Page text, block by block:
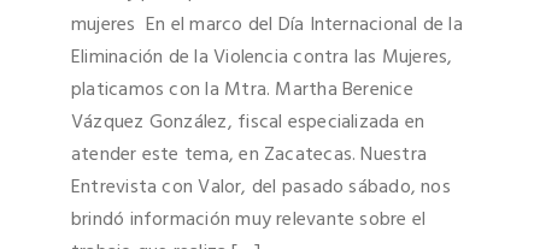
mujeres En el marco del Día Internacional de la
Eliminación de la Violencia contra las Mujeres,
platicamos con la Mtra. Martha Berenice
Vázquez González, fiscal especializada en
atender este tema, en Zacatecas. Nuestra
Entrevista con Valor, del pasado sábado, nos
brindó información muy relevante sobre el